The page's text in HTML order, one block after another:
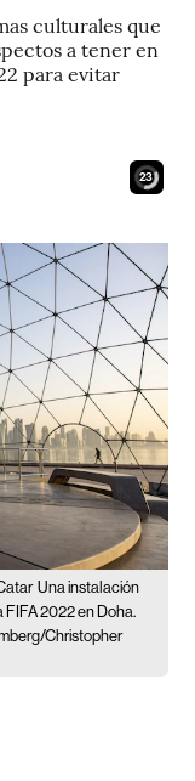
culturales que
a tener en
para evitar
21
Una instalación
FIFA 2022 en Doha.
Christopher